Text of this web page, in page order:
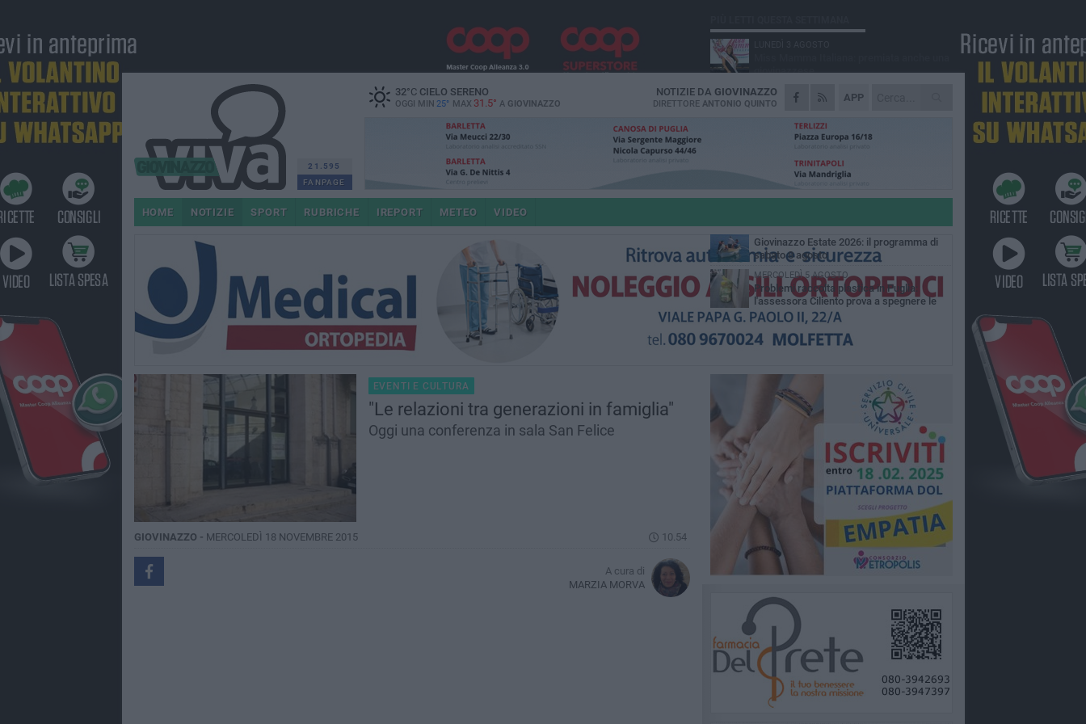
21.595
FANPAGE
32°CCIELO SERENO
OGGI MIN 25° MAX 31.5° A GIOVINAZZO
APP
NOTIZIE DA GIOVINAZZO
DIRETTORE ANTONIO QUINTO
HOME NOTIZIE SPORT RUBRICHE IREPORT METEO VIDEO
EVENTI E CULTURA
"Le relazioni tra generazioni in famiglia"
Oggi una conferenza in sala San Felice
GIOVINAZZO - MERCOLEDÌ 18 NOVEMBRE 2015 10.54
A cura di
MARZIA MORVA
giovinazzese
VENERDÌ 7 AGOSTO
A Giovinazzo c'è il Concerto all'Alba
MARTEDÌ 4 AGOSTO
rimossa macchia di idrocarburi
Lavori sul litorale, gli aggiornamenti del
SABATO 8 AGOSTO
Giovinazzo Estate 2026: il programma di
sabato 8 agosto
MERCOLEDÌ 5 AGOSTO
Problemi raccolta plastica in Puglia:
l'assessora Ciliento prova a spegnere le
polemiche